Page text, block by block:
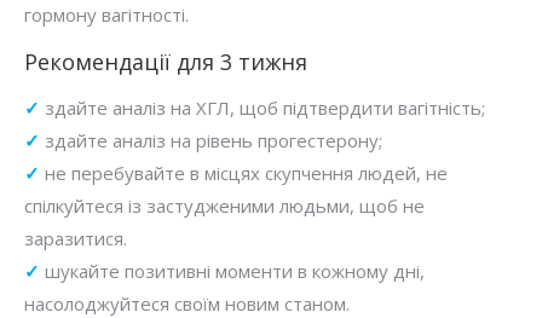
гормону вагітності.
Рекомендації для 3 тижня
✓ здайте аналіз на ХГЛ, щоб підтвердити вагітність;
✓ здайте аналіз на рівень прогестерону;
✓ не перебувайте в місцях скупчення людей, не
спілкуйтеся із застудженими людьми, щоб не
заразитися.
✓ шукайте позитивні моменти в кожному дні,
насолоджуйтеся своїм новим станом.